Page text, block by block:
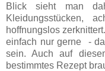
Blick sieht man
Kleidungsstücken,
hoffnungslos
einfach nur gerne -
sein. Auch auf
bestimmtes Rezept